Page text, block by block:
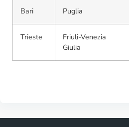
Bari Puglia
Trieste
Friuli-Venezia
Giulia